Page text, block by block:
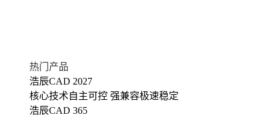
热门产品
浩辰CAD 2027
核心技术自主可控 强兼容极速稳定
浩辰CAD 365